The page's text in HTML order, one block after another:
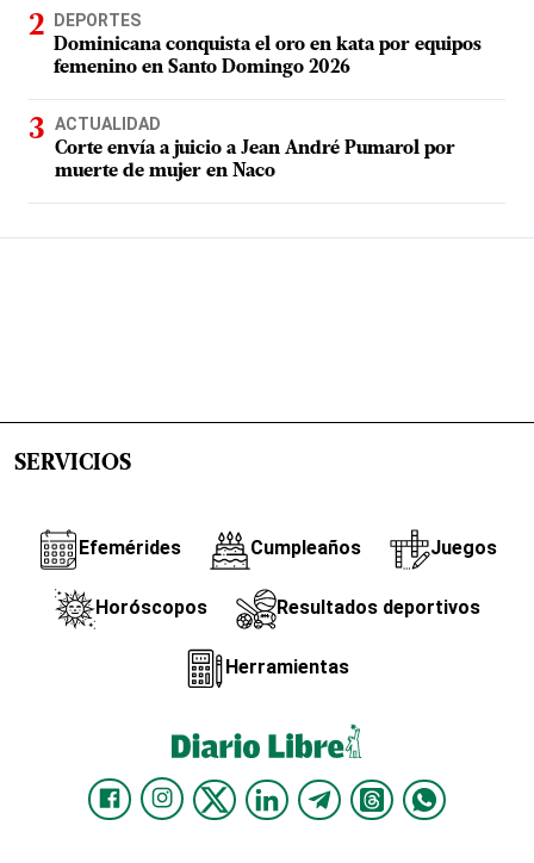
DEPORTES
Dominicana conquista el oro en kata por equipos
femenino en Santo Domingo 2026
ACTUALIDAD
Corte envía a juicio a Jean André Pumarol por
muerte de mujer en Naco
SERVICIOS
Efemérides Cumpleaños Juegos
Horóscopos Resultados deportivos
Herramientas